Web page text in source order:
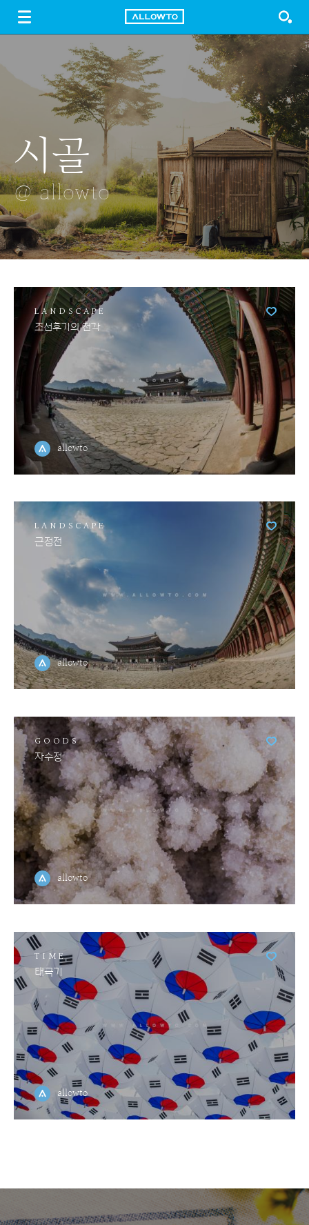
FREE DOWNLOAD GUIDE LOGIN SIGN UP
시골
@ allowto
작은 저수지의
아침
@ allowto
질주하는 빛을
따라
@ allowto
가짜나무
@ allowto
모빌
@ allowto
LANDSCAPE
조선후기의 전각
allowto
LANDSCAPE
근정전
allowto
GOODS
자수정
allowto
TIME
태극기
allowto